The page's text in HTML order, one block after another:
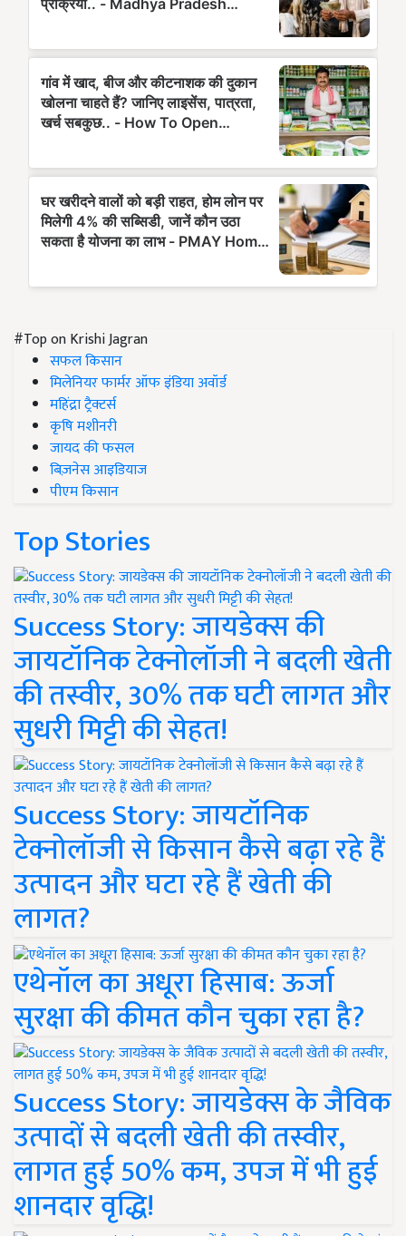
#Top on Krishi Jagran
सफल किसान
मिलेनियर फार्मर ऑफ इंडिया अवॉर्ड
महिंद्रा ट्रैक्टर्स
कृषि मशीनरी
जायद की फसल
बिज़नेस आइडियाज
पीएम किसान
Top Stories
Success Story: जायडेक्स की
जायटॉनिक टेक्नोलॉजी ने बदली खेती
की तस्वीर, 30% तक घटी लागत और
सुधरी मिट्टी की सेहत!
Success Story: जायटॉनिक
टेक्नोलॉजी से किसान कैसे बढ़ा रहे हैं
उत्पादन और घटा रहे हैं खेती की
लागत?
एथेनॉल का अधूरा हिसाब: ऊर्जा
सुरक्षा की कीमत कौन चुका रहा है?
Success Story: जायडेक्स के जैविक
उत्पादों से बदली खेती की तस्वीर,
लागत हुई 50% कम, उपज में भी हुई
शानदार वृद्धि!